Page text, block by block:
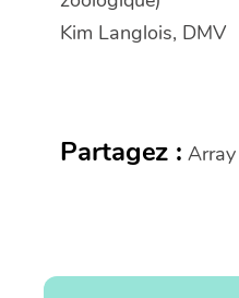
Kim Langlois, DMV
Partagez : Array